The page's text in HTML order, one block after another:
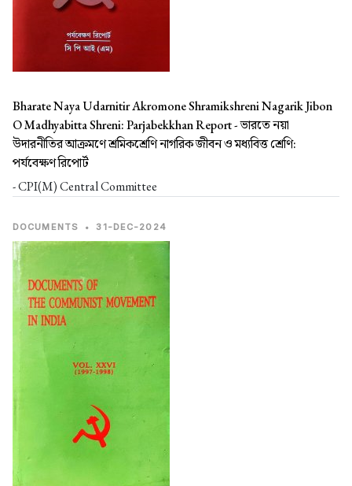
Bharate Naya Udarnitir Akromone Shramikshreni Nagarik Jibon
O Madhyabitta Shreni: Parjabekkhan Report -ভারতে নয়া
উদারনীতির আক্রমণে শ্রমিকশ্রেণি নাগরিক জীবন ও মধ্যবিত্ত শ্রেণি:
পর্যবেক্ষণ রিপোর্ট
- CPI(M) Central Committee
DOCUMENTS • 31-DEC-2024